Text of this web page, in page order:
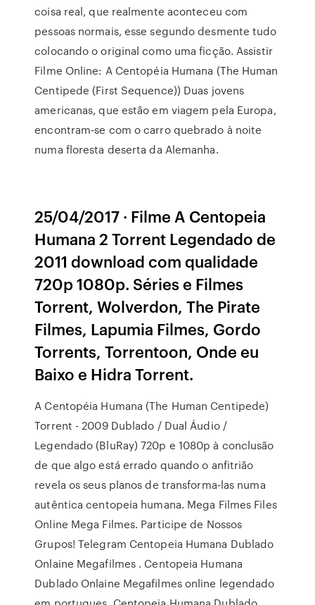
coisa real, que realmente aconteceu com
pessoas normais, esse segundo desmente tudo
colocando o original como uma ficção. Assistir
Filme Online: A Centopéia Humana (The Human
Centipede (First Sequence)) Duas jovens
americanas, que estão em viagem pela Europa,
encontram-se com o carro quebrado à noite
numa floresta deserta da Alemanha.
25/04/2017 · Filme A Centopeia
Humana 2 Torrent Legendado de
2011 download com qualidade
720p 1080p. Séries e Filmes
Torrent, Wolverdon, The Pirate
Filmes, Lapumia Filmes, Gordo
Torrents, Torrentoon, Onde eu
Baixo e Hidra Torrent.
A Centopéia Humana (The Human Centipede)
Torrent - 2009 Dublado / Dual Áudio /
Legendado (BluRay) 720p e 1080p à conclusão
de que algo está errado quando o anfitrião
revela os seus planos de transforma-las numa
autêntica centopeia humana. Mega Filmes Files
Online Mega Filmes. Participe de Nossos
Grupos! Telegram Centopeia Humana Dublado
Onlaine Megafilmes . Centopeia Humana
Dublado Onlaine Megafilmes online legendado